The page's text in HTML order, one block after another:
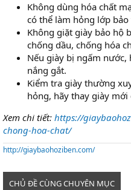
Không dùng hóa chất
có thể làm hỏng lớp bảo
Không giặt giày bảo hộ
chống dầu, chống hóa
Nếu giày bị ngấm
nắng gắt.
Kiểm tra giày thường
hỏng, hãy thay giày
Xem chi tiết: https://
chong-hoa-chat/
http://giaybaohoziben.com/
CHỦ ĐỀ CÙNG CHUYÊN MỤC